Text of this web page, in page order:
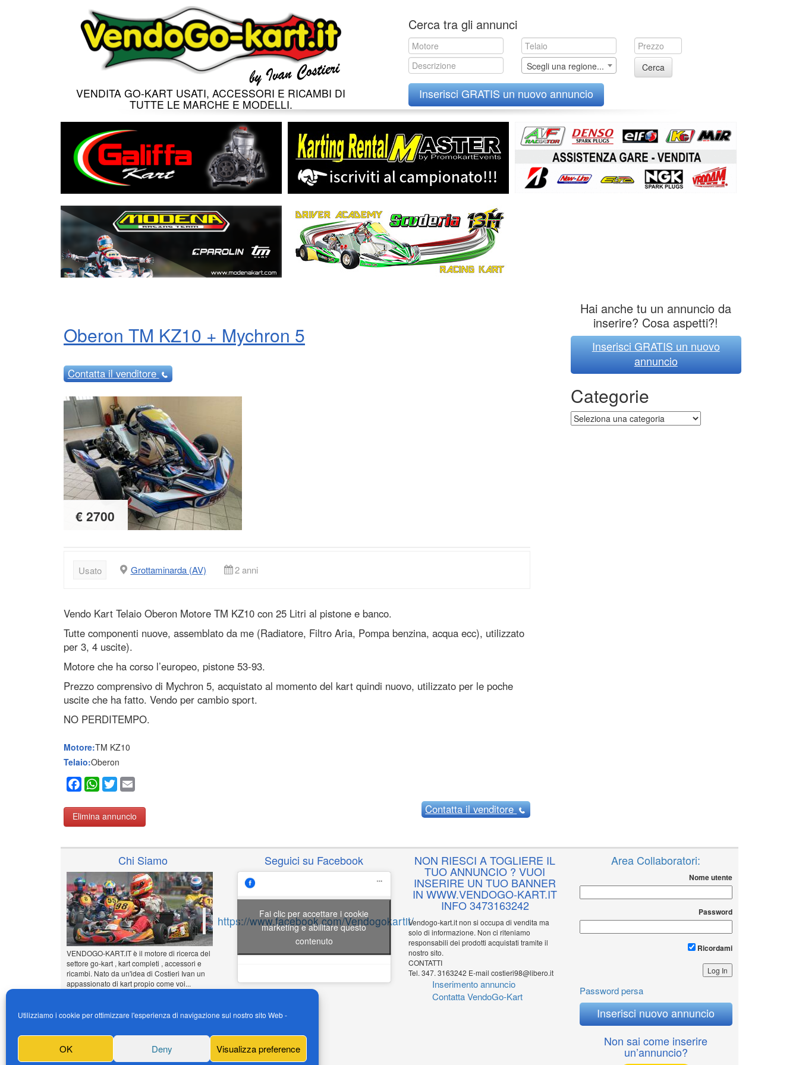
Utilizziamo i cookie per ottimizzare l'esperienza di navigazione sul nostro sito Web -
OK Deny Visualizza preference
VENDITA GO-KART USATI, ACCESSORI E RICAMBI DI
TUTTE LE MARCHE E MODELLI.
to
content
Cerca tra gli annunci
Scegli una regione... Cerca
Inserisci GRATIS un nuovo annuncio
Oberon TM KZ10 + Mychron 5
Contattail venditore
€ 2700
Usato Grottaminarda (AV) 2 anni
Vendo Kart Telaio Oberon Motore TM KZ10 con 25 Litri al pistone e banco.
Tutte componenti nuove, assemblato da me (Radiatore, Filtro Aria, Pompa benzina, acqua ecc), utilizzato
per 3, 4 uscite).
Motore che ha corso l’europeo, pistone 53-93.
Prezzo comprensivo di Mychron 5, acquistato al momento del kart quindi nuovo, utilizzato per le poche
uscite che ha fatto. Vendo per cambio sport.
NO PERDITEMPO.
Motore:TM KZ10
Telaio:Oberon
Facebook
WhatsApp
Twitter
Elimina annuncio
Contattail venditore
Hai anche tu un annuncio da
inserire? Cosa aspetti?!
Inserisci GRATIS un nuovo
annuncio
Categorie
Categorie
Chi Siamo
VENDOGO-KART.IT è il motore di ricerca del
settore go-kart , kart completi , accessori e
ricambi. Nato da un'idea di Costieri Ivan un
appassionato di kart propio come voi...
Inserisci il tuo annuncio
News
Seguici su Facebook
https://www.facebook.com/Vendogokartit/
Fai clic per accettare i cookie
marketing e abilitare questo
contenuto
NON RIESCI A TOGLIERE IL
TUO ANNUNCIO ? VUOI
INSERIRE UN TUO BANNER
IN WWW.VENDOGO-KART.IT
INFO 3473163242
Vendogo-kart.it non si occupa di vendita ma
solo di informazione. Non ci riteniamo
responsabili dei prodotti acquistati tramite il
nostro sito.
CONTATTI
Tel. 347. 3163242 E-mail costieri98@libero.it
Inserimento annuncio
Contatta VendoGo-Kart
Area Collaboratori:
Nome utente
Password
Ricordami
Password persa
Inserisci nuovo annuncio
Non sai come inserire
un’annuncio?